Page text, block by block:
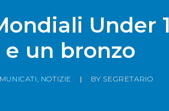
Under
un bronzo
, NOTIZIE | BY SEGRETARIO